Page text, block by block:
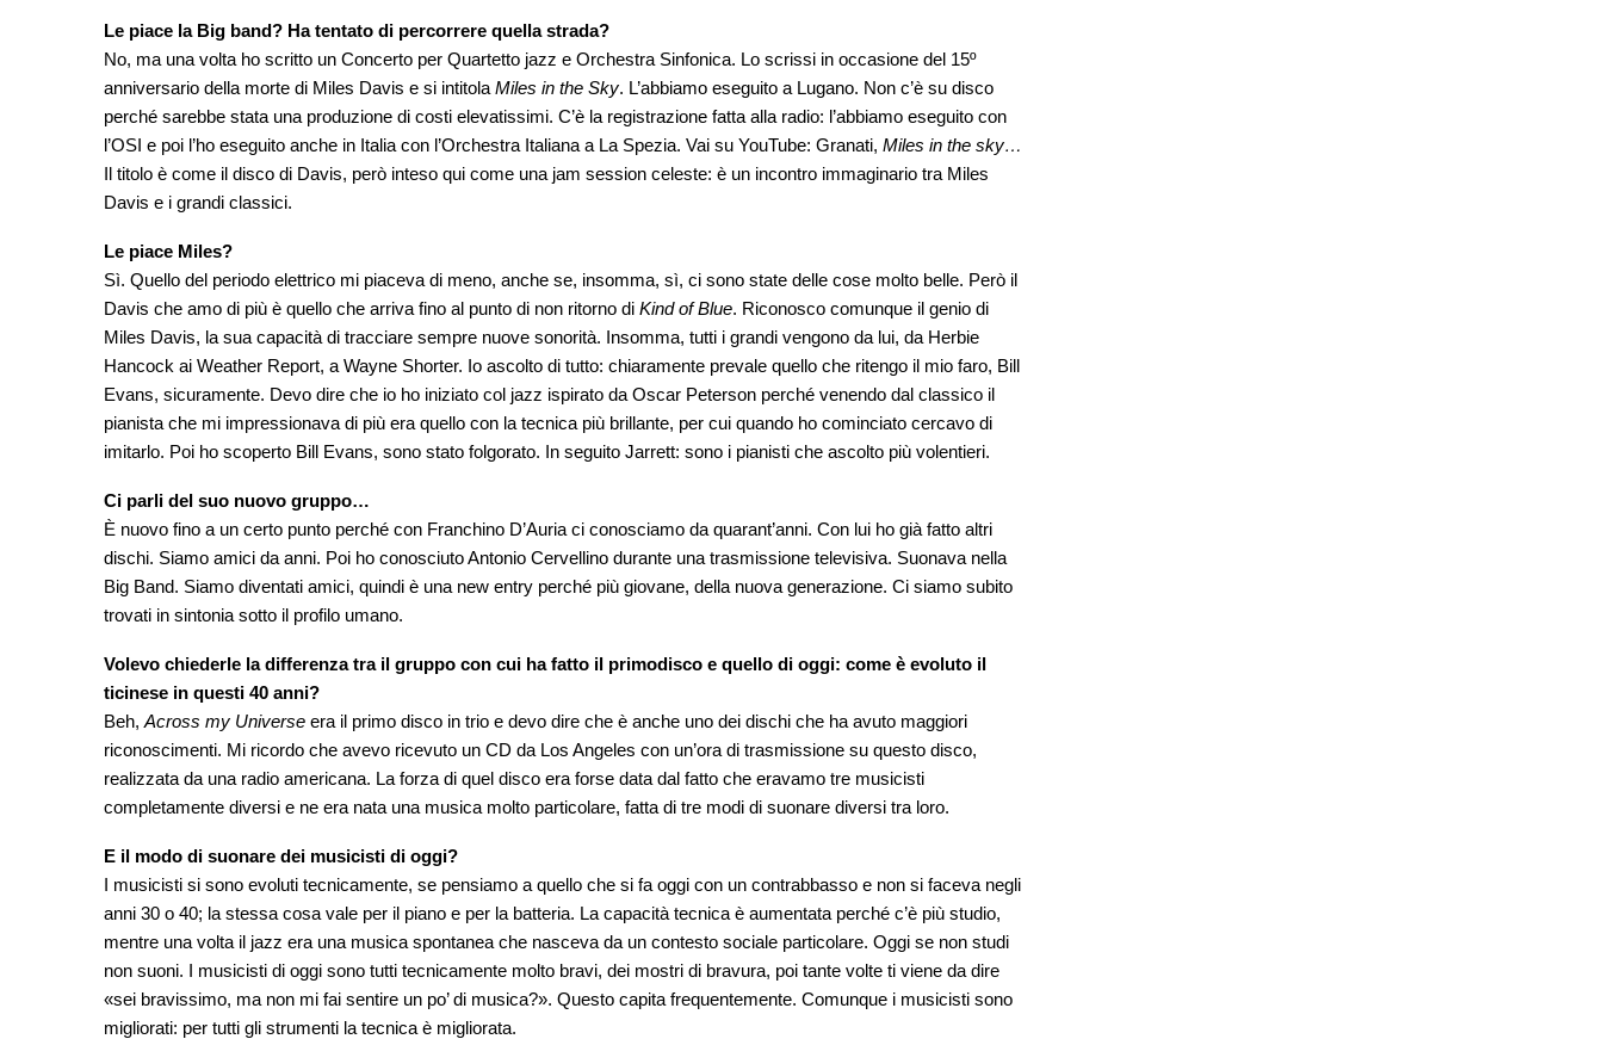
Le piace la Big band? Ha tentato di percorrere quella strada?
No, ma una volta ho scritto un Concerto per Quartetto jazz e Orchestra Sinfonica. Lo scrissi in occasione del 15º
anniversario della morte di Miles Davis e si intitola Miles in the Sky. L’abbiamo eseguito a Lugano. Non c’è su disco
perché sarebbe stata una produzione di costi elevatissimi. C’è la registrazione fatta alla radio: l’abbiamo eseguito con
l’OSI e poi l’ho eseguito anche in Italia con l’Orchestra Italiana a La Spezia. Vai su YouTube: Granati, Miles in the sky…
Il titolo è come il disco di Davis, però inteso qui come una jam session celeste: è un incontro immaginario tra Miles
Davis e i grandi classici.
Le piace Miles?
Sì. Quello del periodo elettrico mi piaceva di meno, anche se, insomma, sì, ci sono state delle cose molto belle. Però il
Davis che amo di più è quello che arriva fino al punto di non ritorno di Kind of Blue. Riconosco comunque il genio di
Miles Davis, la sua capacità di tracciare sempre nuove sonorità. Insomma, tutti i grandi vengono da lui, da Herbie
Hancock ai Weather Report, a Wayne Shorter. Io ascolto di tutto: chiaramente prevale quello che ritengo il mio faro, Bill
Evans, sicuramente. Devo dire che io ho iniziato col jazz ispirato da Oscar Peterson perché venendo dal classico il
pianista che mi impressionava di più era quello con la tecnica più brillante, per cui quando ho cominciato cercavo di
imitarlo. Poi ho scoperto Bill Evans, sono stato folgorato. In seguito Jarrett: sono i pianisti che ascolto più volentieri.
Ci parli del suo nuovo gruppo…
È nuovo fino a un certo punto perché con Franchino D’Auria ci conosciamo da quarant’anni. Con lui ho già fatto altri
dischi. Siamo amici da anni. Poi ho conosciuto Antonio Cervellino durante una trasmissione televisiva. Suonava nella
Big Band. Siamo diventati amici, quindi è una new entry perché più giovane, della nuova generazione. Ci siamo subito
trovati in sintonia sotto il profilo umano.
Volevo chiederle la differenza tra il gruppo con cui ha fatto il primodisco e quello di oggi: come è evoluto il
ticinese in questi 40 anni?
Beh, Across my Universe era il primo disco in trio e devo dire che è anche uno dei dischi che ha avuto maggiori
riconoscimenti. Mi ricordo che avevo ricevuto un CD da Los Angeles con un’ora di trasmissione su questo disco,
realizzata da una radio americana. La forza di quel disco era forse data dal fatto che eravamo tre musicisti
completamente diversi e ne era nata una musica molto particolare, fatta di tre modi di suonare diversi tra loro.
E il modo di suonare dei musicisti di oggi?
I musicisti si sono evoluti tecnicamente, se pensiamo a quello che si fa oggi con un contrabbasso e non si faceva negli
anni 30 o 40; la stessa cosa vale per il piano e per la batteria. La capacità tecnica è aumentata perché c’è più studio,
mentre una volta il jazz era una musica spontanea che nasceva da un contesto sociale particolare. Oggi se non studi
non suoni. I musicisti di oggi sono tutti tecnicamente molto bravi, dei mostri di bravura, poi tante volte ti viene da dire
«sei bravissimo, ma non mi fai sentire un po’ di musica?». Questo capita frequentemente. Comunque i musicisti sono
migliorati: per tutti gli strumenti la tecnica è migliorata.